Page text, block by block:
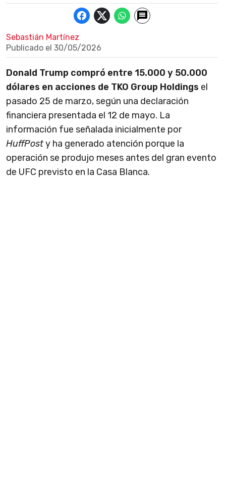
Sebastián Martínez
Publicado el 30/05/2026
Donald Trump compró entre 15.000 y 50.000
dólares en acciones de TKO Group Holdings el
pasado 25 de marzo, según una declaración
financiera presentada el 12 de mayo. La
información fue señalada inicialmente por
HuffPosty ha generado atención porque la
operación se produjo meses antes del gran evento
de UFC previsto en la Casa Blanca.